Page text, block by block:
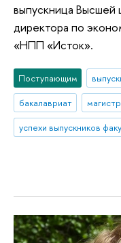
выпускница Высшей
директора по
«НПП «Исток».
Поступающим
бакалавриат